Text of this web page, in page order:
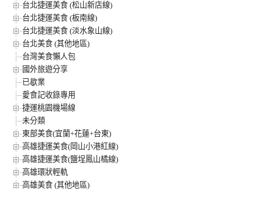
台北捷運美食 (松山新店線)
台北捷運美食 (板南線)
台北捷運美食 (淡水象山線)
台北美食 (其他地區)
台灣美食懶人包
國外旅遊分享
已歇業
愛食記收錄專用
捷運桃園機場線
未分類
東部美食(宜蘭+花蓮+台東)
高雄捷運美食(岡山小港紅線)
高雄捷運美食(鹽埕鳳山橘線)
高雄環狀輕軌
高雄美食 (其他地區)